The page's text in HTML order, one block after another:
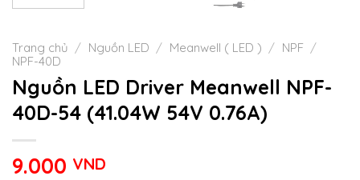
Trang chủ / Nguồn LED / Meanwell ( LED ) / NPF /
NPF-40D
Nguồn LED Driver Meanwell NPF-
40D-54 (41.04W 54V 0.76A)
9.000 VND